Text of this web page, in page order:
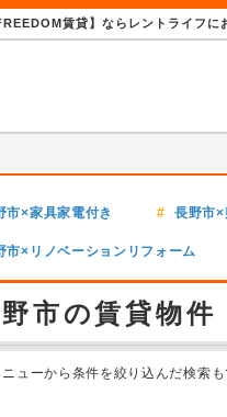
賃貸】ならレントライフに
市×家具家電付き 長野市×
市×リノベーションリフォーム
市の賃貸物
ューから条件を絞り込んだ検索